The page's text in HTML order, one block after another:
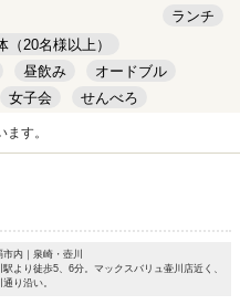
ランチ
（20名様以上）
昼飲み
オードブル
女子会
せんべろ
す。
市内｜泉崎・壺川
駅より徒歩5、6分。マックスバリュ壷川店近く、
通り沿い。